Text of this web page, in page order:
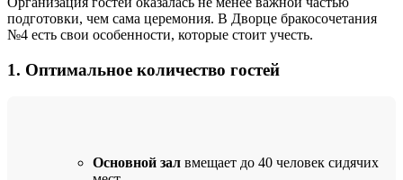
подготовки, чем сама церемония. В Дворце бракосочетания
№4 есть свои особенности, которые стоит учесть.
1. Оптимальное количество гостей
Основной зал вмещает до 40 человек сидячих